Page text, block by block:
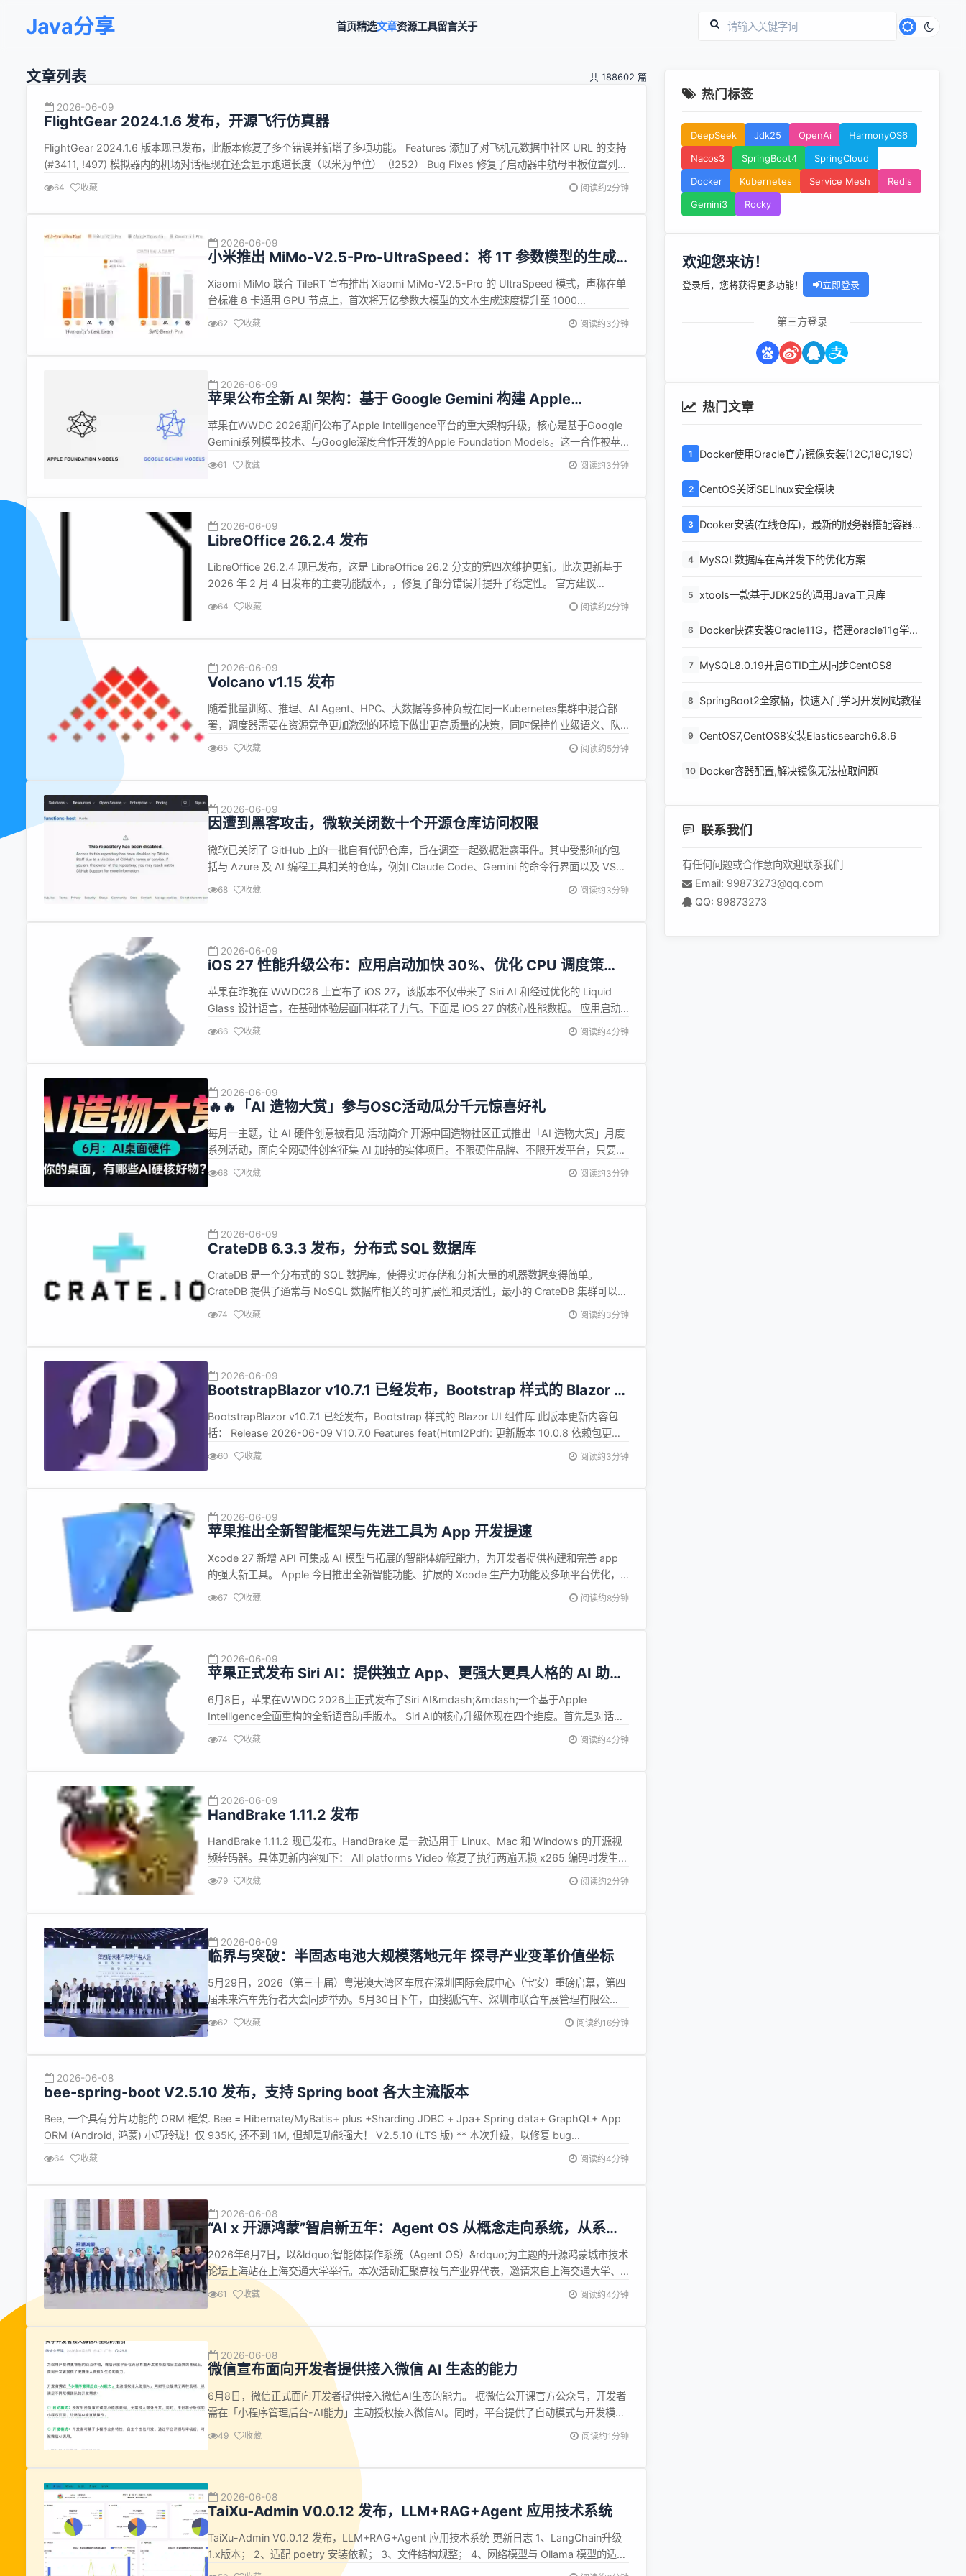
Java分享 首页精选文章资源工具留言关于
文章列表 共 188602 篇
2026-06-09
FlightGear 2024.1.6 发布，开源飞行仿真器
FlightGear 2024.1.6 版本现已发布，此版本修复了多个错误并新增了多项功能。 Features 添加了对飞机元数据中社区 URL 的支持
(#3411, !497) 模拟器内的机场对话框现在还会显示跑道长度（以米为单位）（!252） Bug Fixes 修复了启动器中航母甲板位置列表
未填充的问题（#3444, !514） 修复了使用 Qt 6...
64 收藏 阅读约2分钟
2026-06-09
小米推出 MiMo-V2.5-Pro-UltraSpeed：将 1T 参数模型的生成
速度推向 1000 TPS
Xiaomi MiMo 联合 TileRT 宣布推出 Xiaomi MiMo-V2.5-Pro 的 UltraSpeed 模式，声称在单
台标准 8 卡通用 GPU 节点上，首次将万亿参数大模型的文本生成速度提升至 1000
tokens/s。 MiMo-V2.5-Pro-UltraSpeed API 同步上线，采用限时体验价，定价为 MiMo-
62 收藏 阅读约3分钟
2026-06-09
苹果公布全新 AI 架构：基于 Google Gemini 构建 Apple
Foundation Models
苹果在WWDC 2026期间公布了Apple Intelligence平台的重大架构升级，核心是基于Google
Gemini系列模型技术、与Google深度合作开发的Apple Foundation Models。这一合作被苹
果形容为&quot;深度&quot;合作，旨在为Apple Intelligence带来&quot;巨大升级
61 收藏 阅读约3分钟
2026-06-09
LibreOffice 26.2.4 发布
LibreOffice 26.2.4 现已发布，这是 LibreOffice 26.2 分支的第四次维护更新。此次更新基于
2026 年 2 月 4 日发布的主要功能版本，，修复了部分错误并提升了稳定性。 官方建议
LibreOffice 25.8.x 的用户应升级至 LibreOffice 26.2.4，因为 LibreOffice 25.8 分支将于 6...
64 收藏 阅读约2分钟
2026-06-09
Volcano v1.15 发布
随着批量训练、推理、AI Agent、HPC、大数据等多种负载在同一Kubernetes集群中混合部
署，调度器需要在资源竞争更加激烈的环境下做出更高质量的决策，同时保持作业级语义、队
列公平性、拓扑亲和性与运行稳定性。Volcano v1.15.0 现已正式发布，围绕这些方向，在调度
65 收藏 阅读约5分钟
2026-06-09
因遭到黑客攻击，微软关闭数十个开源仓库访问权限
微软已关闭了 GitHub 上的一批自有代码仓库，旨在调查一起数据泄露事件。其中受影响的包
括与 Azure 及 AI 编程工具相关的仓库，例如 Claude Code、Gemini 的命令行界面以及 VS
Code。 据研究人员表示，黑客在这些工具中植入了可以窃取用户密码和其他敏感凭证的恶意软
68 收藏 阅读约3分钟
2026-06-09
iOS 27 性能升级公布：应用启动加快 30%、优化 CPU 调度策
略、重构系统级搜索底层体系
苹果在昨晚在 WWDC26 上宣布了 iOS 27，该版本不仅带来了 Siri AI 和经过优化的 Liquid
Glass 设计语言，在基础体验层面同样花了力气。下面是 iOS 27 的核心性能数据。 应用启动
速度提升是本次最受关注的变化之一。苹果通过预加载机制，让用户在点击应用图标之前就已
66 收藏 阅读约4分钟
2026-06-09
🔥🔥「AI 造物大赏」参与OSC活动瓜分千元惊喜好礼
每月一主题，让 AI 硬件创意被看见 活动简介 开源中国造物社区正式推出「AI 造物大赏」月度
系列活动，面向全网硬件创客征集 AI 加持的实体项目。不限硬件品牌、不限开发平台，只要你
有想法、有作品，就来秀！ * 6月主题：AI 桌面硬件 你的桌面上，有哪些 AI 加持的硬核好物？
68 收藏 阅读约3分钟
2026-06-09
CrateDB 6.3.3 发布，分布式 SQL 数据库
CrateDB 是一个分布式的 SQL 数据库，使得实时存储和分析大量的机器数据变得简单。
CrateDB 提供了通常与 NoSQL 数据库相关的可扩展性和灵活性，最小的 CrateDB 集群可以轻
松地每秒摄取数万条记录。这些数据可以在整个集群中实时地、临时地、并行地进行查询。
74 收藏 阅读约3分钟
2026-06-09
BootstrapBlazor v10.7.1 已经发布，Bootstrap 样式的 Blazor UI
组件库
BootstrapBlazor v10.7.1 已经发布，Bootstrap 样式的 Blazor UI 组件库 此版本更新内容包
括： Release 2026-06-09 V10.7.0 Features feat(Html2Pdf): 更新版本 10.0.8 依赖包更新
到最新 by @ArgoZhang in https://github.com/dot...
60 收藏 阅读约3分钟
2026-06-09
苹果推出全新智能框架与先进工具为 App 开发提速
Xcode 27 新增 API 可集成 AI 模型与拓展的智能体编程能力，为开发者提供构建和完善 app
的强大新工具。 Apple 今日推出全新智能功能、扩展的 Xcode 生产力功能及多项平台优化，
旨在提升 app 的运行速度与兼容性，同时助力开发者更轻松地打造 app。 &ldquo;开发者是整
67 收藏 阅读约8分钟
2026-06-09
苹果正式发布 Siri AI：提供独立 App、更强大更具人格的 AI 助手
时代到来
6月8日，苹果在WWDC 2026上正式发布了Siri AI&mdash;&mdash;一个基于Apple
Intelligence全面重构的全新语音助手版本。 Siri AI的核心升级体现在四个维度。首先是对话能
力的大幅提升：新的Siri可以进行自然的来回对话，给出详细且引人入胜的回复，不再像以前那
74 收藏 阅读约4分钟
2026-06-09
HandBrake 1.11.2 发布
HandBrake 1.11.2 现已发布。HandBrake 是一款适用于 Linux、Mac 和 Windows 的开源视
频转码器。具体更新内容如下： All platforms Video 修复了执行两遍无损 x265 编码时发生的
崩溃问题。 修复了执行两遍 MPEG-4/MPEG-2/VP9/FFV1 编码时发生的内存泄漏问题 Audio
79 收藏 阅读约2分钟
2026-06-09
临界与突破：半固态电池大规模落地元年 探寻产业变革价值坐标
5月29日，2026（第三十届）粤港澳大湾区车展在深圳国际会展中心（宝安）重磅启幕，第四
届未来汽车先行者大会同步举办。5月30日下午，由搜狐汽车、深圳市联合车展管理有限公
司、深圳市中成联合会展管理有限公司联合主办的&ldquo;半固态电池价值论坛&rdquo;在会展
62 收藏 阅读约16分钟
2026-06-08
bee-spring-boot V2.5.10 发布，支持 Spring boot 各大主流版本
Bee, 一个具有分片功能的 ORM 框架. Bee = Hibernate/MyBatis+ plus +Sharding JDBC + Jpa+ Spring data+ GraphQL+ App
ORM (Android, 鸿蒙) 小巧玲珑！仅 935K, 还不到 1M, 但却是功能强大！ V2.5.10 (LTS 版) ** 本次升级，以修复 bug...
64 收藏 阅读约4分钟
2026-06-08
“AI x 开源鸿蒙”智启新五年：Agent OS 从概念走向系统，从系统
走向生态
2026年6月7日，以&ldquo;智能体操作系统（Agent OS）&rdquo;为主题的开源鸿蒙城市技术
论坛上海站在上海交通大学举行。本次活动汇聚高校与产业界代表，邀请来自上海交通大学、
复旦大学等多所高校的教授以及华为等头部企业一线研发专家，围绕端侧智能体与智能体操作
系统的协同演进开展深度交流，共同探讨智能体系统面临的机遇、未来发展方向及关键挑战，
61 收藏 阅读约4分钟
2026-06-08
微信宣布面向开发者提供接入微信 AI 生态的能力
6月8日，微信正式面向开发者提供接入微信AI生态的能力。 据微信公开课官方公众号，开发者
需在「小程序管理后台-AI能力」主动授权接入微信AI。同时，平台提供了自动模式与开发模式
两种接入选项，以满足不同规模团队的开发需求。 自动模式需授权平台提审时读取小程序源
码，无需投入额外开发。平台将可分析开发者的小程序页面，让微信AI能直接操作 开发模式
49 收藏 阅读约1分钟
2026-06-08
TaiXu-Admin V0.0.12 发布，LLM+RAG+Agent 应用技术系统
TaiXu-Admin V0.0.12 发布，LLM+RAG+Agent 应用技术系统 更新日志 1、LangChain升级
1.x版本； 2、适配 poetry 安装依赖； 3、文件结构规整； 4、网络模型与 Ollama 模型的适
配； 5、RAG、Agent 等异常处理； 系统介绍 TaiXu-Admin 是 AI 技术集成的智能技术系统，
热门标签
DeepSeek Jdk25 OpenAi
HarmonyOS6
Nacos3
SpringBoot4
SpringCloud
Docker
Kubernetes Service Mesh
Redis
Gemini3
Rocky
欢迎您来访！
登录后，您将获得更多功能！ 立即登录
第三方登录
热门文章
1 Docker使用Oracle官方镜像安装(12C,18C,19C)
2 CentOS关闭SELinux安全模块
3
Dcoker安装(在线仓库)，最新的服务器搭配容器使
4 MySQL数据库在高并发下的优化方案
5 xtools一款基于JDK25的通用Java工具库
6
Docker快速安装Oracle11G，搭建oracle11g学习
7 MySQL8.0.19开启GTID主从同步CentOS8
8 SpringBoot2全家桶，快速入门学习开发网站教程
9 CentOS7,CentOS8安装Elasticsearch6.8.6
10 Docker容器配置,解决镜像无法拉取问题
联系我们
有任何问题或合作意向欢迎联系我们
Email: 99873273@qq.com
QQ: 99873273